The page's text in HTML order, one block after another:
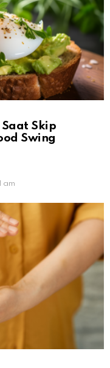
Saat Skip
Swing
am